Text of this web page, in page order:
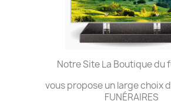
Notre Site La Boutique du
vous propose un large choix
FUNÉRAIRES